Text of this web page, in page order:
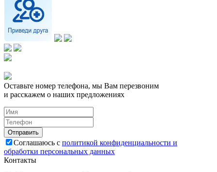
Оставьте номер телефона, мы Вам перезвоним
и расскажем о наших предложениях
Соглашаюсь с политикой конфиденциальности и
обработки персональных данных
Контакты